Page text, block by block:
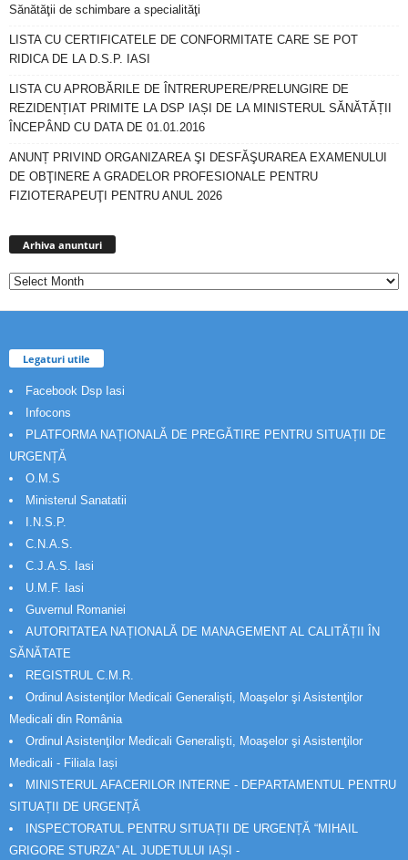
Sănătăţii de schimbare a specialităţi
LISTA CU CERTIFICATELE DE CONFORMITATE CARE SE POT
RIDICA DE LA D.S.P. IASI
LISTA CU APROBĂRILE DE ÎNTRERUPERE/PRELUNGIRE DE
REZIDENȚIAT PRIMITE LA DSP IAȘI DE LA MINISTERUL SĂNĂTĂȚII
ÎNCEPÂND CU DATA DE 01.01.2016
ANUNȚ PRIVIND ORGANIZAREA ŞI DESFĂŞURAREA EXAMENULUI
DE OBŢINERE A GRADELOR PROFESIONALE PENTRU
FIZIOTERAPEUŢI PENTRU ANUL 2026
Arhiva anunturi
Legaturi utile
Facebook Dsp Iasi
Infocons
PLATFORMA NAȚIONALĂ DE PREGĂTIRE PENTRU SITUAȚII DE
URGENȚĂ
O.M.S
Ministerul Sanatatii
I.N.S.P.
C.N.A.S.
C.J.A.S. Iasi
U.M.F. Iasi
Guvernul Romaniei
AUTORITATEA NAȚIONALĂ DE MANAGEMENT AL CALITĂȚII ÎN
SĂNĂTATE
REGISTRUL C.M.R.
Ordinul Asistenţilor Medicali Generalişti, Moaşelor şi Asistenţilor
Medicali din România
Ordinul Asistenţilor Medicali Generalişti, Moaşelor şi Asistenţilor
Medicali - Filiala Iași
MINISTERUL AFACERILOR INTERNE - DEPARTAMENTUL PENTRU
SITUAȚII DE URGENȚĂ
INSPECTORATUL PENTRU SITUAȚII DE URGENȚĂ “MIHAIL
GRIGORE STURZA” AL JUDETULUI IAȘI -